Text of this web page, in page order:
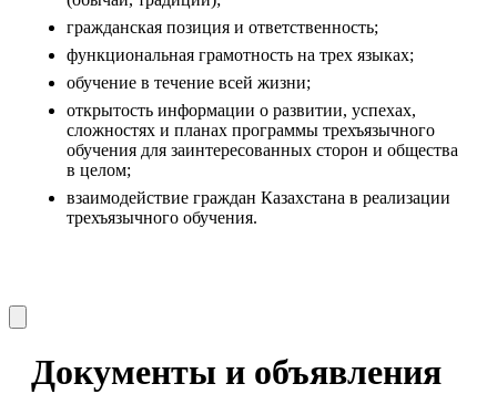
гражданская позиция и ответственность;
функциональная грамотность на трех языках;
обучение в течение всей жизни;
открытость информации о развитии, успехах,
сложностях и планах программы трехъязычного
обучения для заинтересованных сторон и общества
в целом;
взаимодействие граждан Казахстана в реализации
трехъязычного обучения.
Документы и объявления